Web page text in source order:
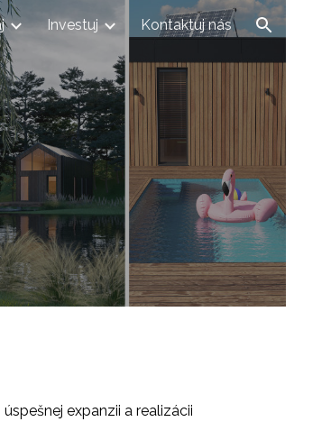
Investuj Kontaktuj nás
expanzii a realizácii